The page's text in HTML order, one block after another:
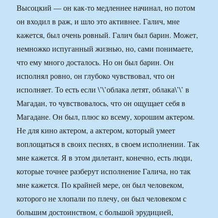
Высоцкий — он как-то медленнее начинал, но потом
он входил в раж, и шло это активнее. Галич, мне
кажется, был очень ровный. Галич был барин. Может,
немножко испуганный жизнью, но, сами понимаете,
что ему много досталось. Но он был барин. Он
исполнял ровно, он глубоко чувствовал, что он
исполняет. То есть если \’\’облака летят, облака\’\’ в
Магадан, то чувствовалось, что он ощущает себя в
Магадане. Он был, плюс ко всему, хорошим актером.
Не для кино актером, а актером, который умеет
воплощаться в своих песнях, в своем исполнении. Так
мне кажется. Я в этом дилетант, конечно, есть люди,
которые точнее разберут исполнение Галича, но так
мне кажется. По крайней мере, он был человеком,
которого не хлопали по плечу, он был человеком с
большим достоинством, с большой эрудицией,